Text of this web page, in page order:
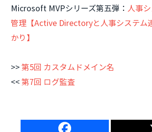
Microsoft MVPシリーズ第五弾： 人事
管理【Active Directoryと人事システム
かり】
>>第5回 カスタムドメイン名
<<第7回 ログ監査